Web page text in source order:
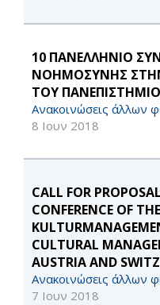
10 ΠΑΝΕΛΛΗΝΙΟ
ΝΟΗΜΟΣΥΝΗΣ
ΤΟΥ
Ανακοινώσεις άλλων
8 Ιουν 2018
CALL FOR
CONFERENCE OF
CULTURAL
AUSTRIA AND
Ανακοινώσεις άλλων
7 Ιουν 2018